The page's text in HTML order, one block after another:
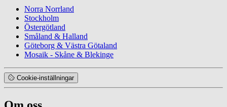
Norra Norrland
Stockholm
Östergötland
Småland & Halland
Göteborg & Västra Götaland
Mosaik - Skåne & Blekinge
Cookie-inställningar